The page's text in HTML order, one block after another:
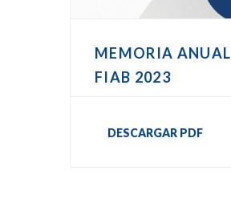
MEMORIA ANUAL
FIAB 2023
DESCARGAR PDF